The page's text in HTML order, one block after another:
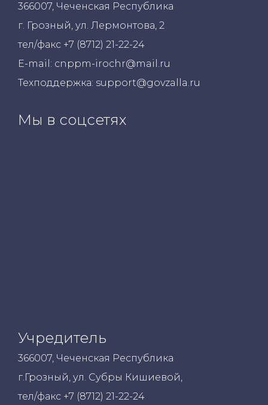
366007, Чеченская Республика
г. Грозный, ул. Лермонтова, 2
тел/факс +7 (8712) 21-22-24
E-mail: cnppm-irochr@mail.ru
Техподдержка: support@govzalla.ru
Мы в соцсетях
Учредитель
366007, Чеченская Республика
г.Грозный, ул. Субры Кишиевой,
тел/факс +7 (8712) 21-22-24